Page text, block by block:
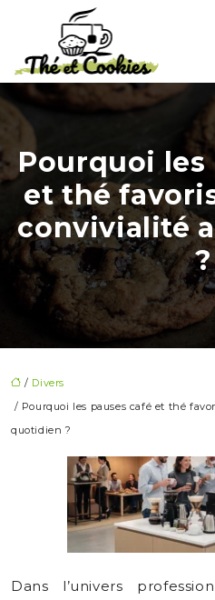
Pourquoi les
et thé
convivialité
?
/ Divers
/ Pourquoi les pauses café et thé
quotidien ?
Dans l’univers